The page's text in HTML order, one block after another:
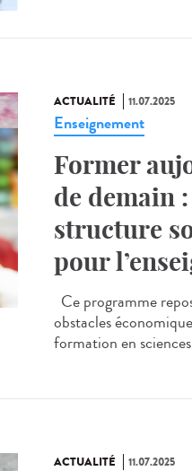
ACTUALITÉ 11.07.2025
Enseignement
Former
de demain
structure
pour
Ce programme
obstacles
formation en
ACTUALITÉ 11.07.2025